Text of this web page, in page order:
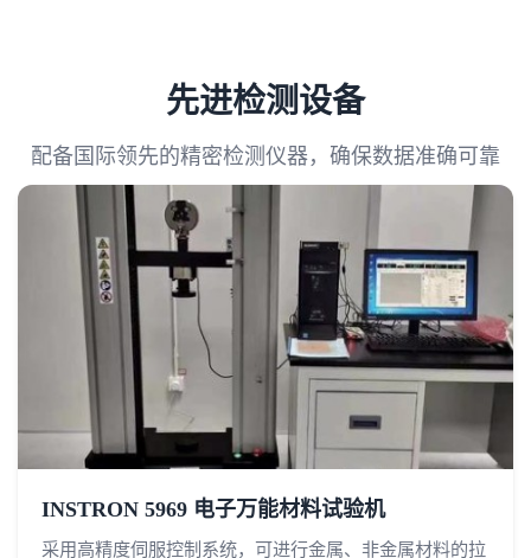
先进检测设备
配备国际领先的精密检测仪器，确保数据准确可靠
INSTRON 5969 电子万能材料试验机
采用高精度伺服控制系统，可进行金属、非金属材料的拉